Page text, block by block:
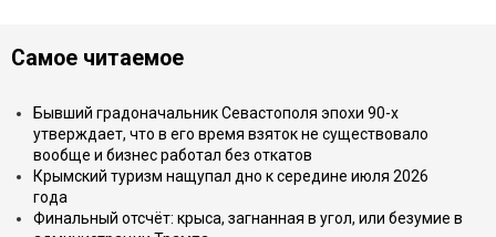
Самое читаемое
Бывший градоначальник Севастополя эпохи 90-х
утверждает, что в его время взяток не существовало
вообще и бизнес работал без откатов
Крымский туризм нащупал дно к середине июля 2026
года
Финальный отсчёт: крыса, загнанная в угол, или безумие в